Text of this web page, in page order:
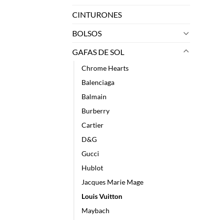
CINTURONES
BOLSOS
GAFAS DE SOL
Chrome Hearts
Balenciaga
Balmain
Burberry
Cartier
D&G
Gucci
Hublot
Jacques Marie Mage
Louis Vuitton
Maybach